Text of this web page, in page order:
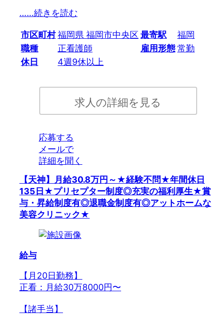
……続きを読む
市区町村福岡県 福岡市中央区 最寄駅
福岡
職種
正看護師 雇用形態常勤
休日
4週9休以上
求人の詳細を見る
応募する
メールで
詳細を聞く
【天神】月給30.8万円～★経験不問★年間休日
135日★プリセプター制度◎充実の福利厚生★賞
与・昇給制度有◎退職金制度有◎アットホームな
美容クリニック★
給与
【月20日勤務】
正看：月給30万8000円〜
【諸手当】